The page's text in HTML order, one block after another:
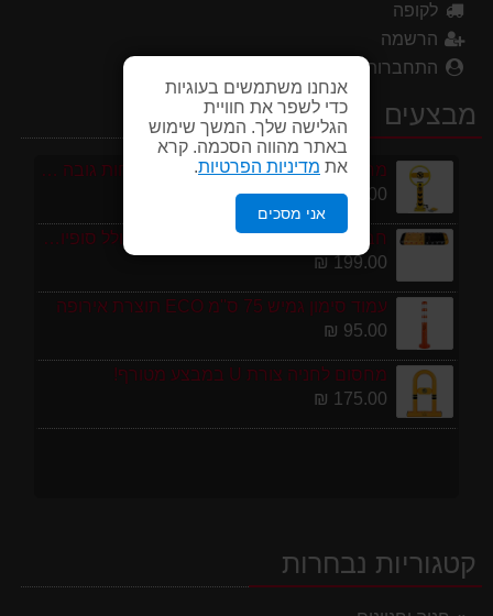
אנחנו משתמשים בעוגיות
כדי לשפר את חוויית
הגלישה שלך. המשך שימוש
באתר מהווה הסכמה. קרא
את מדיניות הפרטיות
אני מסכים
לקופה
הרשמה
התחברות
מבצעים
מחסום חניה פרטי כולל מנעול ומפתחות גובה 70 ס"מ
250.00 ₪
חבילת 1 מטר פסי האטה 10 קמ''ש כולל סופיות מפלסטיק
199.00 ₪
עמוד סימון גמיש 75 ס''מ ECO תוצרת אירופה
95.00 ₪
מחסום לחניה צורת U במבצע מטורף!
175.00 ₪
קטגוריות נבחרות